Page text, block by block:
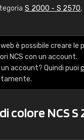
S 2000 - S 2570
è possibile creare le
NCS con un account.
account? Quindi puoi
colore NCS S